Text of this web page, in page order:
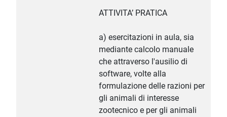
ATTIVITA’ PRATICA
a) esercitazioni in aula, sia
mediante calcolo manuale
che attraverso l'ausilio di
software, volte alla
formulazione delle razioni per
gli animali di interesse
zootecnico e per gli animali